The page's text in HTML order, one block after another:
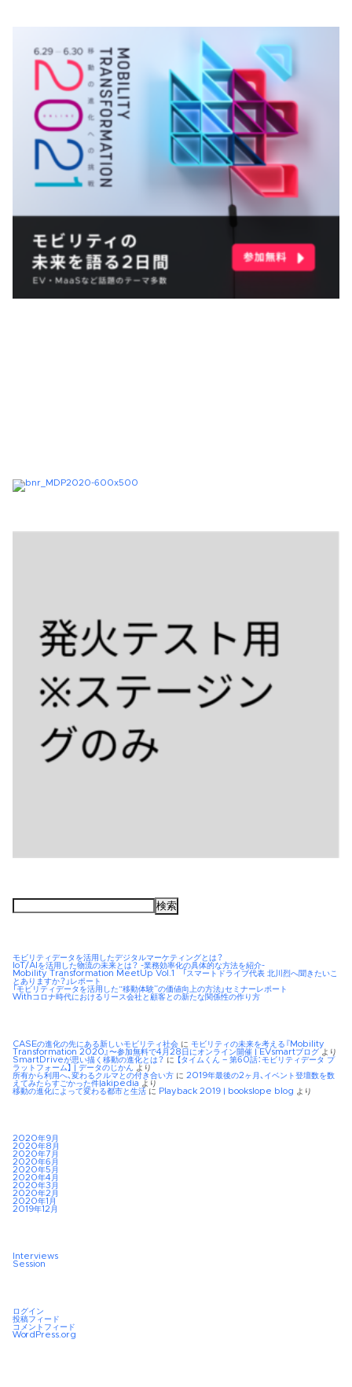
検
モビリティデータを活用したデジタルマーケティングとは？
IoT/AIを活用した物流の未来とは？ -業務効率化の具体的な方法を紹介-
Mobility Transformation MeetUp Vol.1 「スマートドライブ代表 北川烈へ聞きたいこ
とありますか？」レポート
「モビリティデータを活用した“移動体験”の価値向上の方法」セミナーレポート
Withコロナ時代におけるリース会社と顧客との新たな関係性の作り方
CASEの進化の先にある新しいモビリティ社会 に モビリティの未来を考える『Mobility
Transformation 2020』〜参加無料で4月28日にオンライン開催 | EVsmartブログ より
SmartDriveが思い描く移動の進化とは？ に
【タイムくん – 第60話：モビリティデータ プ
ラットフォーム】 | データのじかん より
所有から利用へ、変わるクルマとの付き合い方 に 2019年最後の2ヶ月、イベント登壇数を数
えてみたらすごかった件|akipedia より
移動の進化によって変わる都市と生活 に Playback 2019 | bookslope blog より
2020年9月
2020年8月
2020年7月
2020年6月
2020年5月
2020年4月
2020年3月
2020年2月
2020年1月
2019年12月
Interviews
Session
ログイン
投稿フィード
コメントフィード
WordPress.org